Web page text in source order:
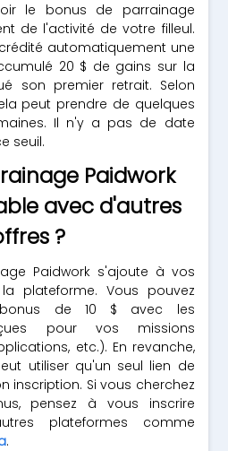
le bonus de parrainage
de l'activité de votre filleul.
automatiquement une
20 $ de gains sur la
son premier retrait. Selon
peut prendre de quelques
Il n'y a pas de date
seuil.
Paidwork
avec d'autres
?
Paidwork s'ajoute à vos
plateforme. Vous pouvez
de 10 $ avec les
pour vos missions
etc.). En revanche,
utiliser qu'un seul lien de
inscription. Si vous cherchez
pensez à vous inscrire
plateformes comme
.